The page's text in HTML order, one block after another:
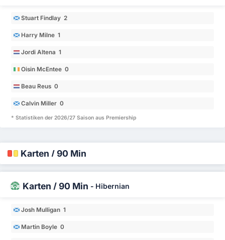
Stuart Findlay 2
Harry Milne 1
Jordi Altena 1
Oisin McEntee 0
Beau Reus 0
Calvin Miller 0
* Statistiken der 2026/27 Saison aus Premiership
Karten / 90 Min
Karten / 90 Min - Hibernian
Josh Mulligan 1
Martin Boyle 0